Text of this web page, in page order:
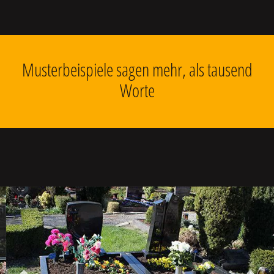
Musterbeispiele sagen mehr, als tausend
Worte